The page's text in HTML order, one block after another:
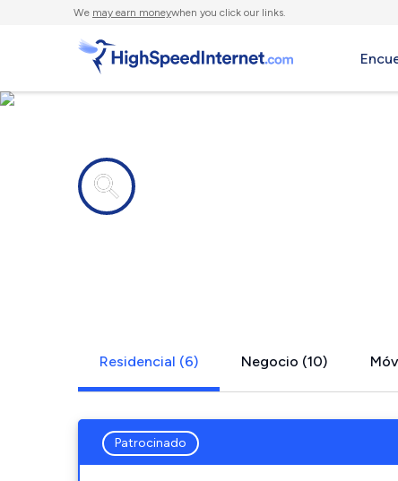
We may earn moneywhen you click our links.
Residencial (6) Negocio (10)
Patrocinado